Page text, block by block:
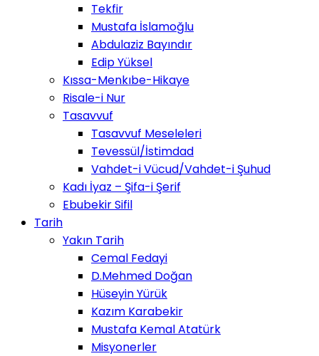
Tekfir
Mustafa İslamoğlu
Abdulaziz Bayındır
Edip Yüksel
Kıssa-Menkıbe-Hikaye
Risale-i Nur
Tasavvuf
Tasavvuf Meseleleri
Tevessül/İstimdad
Vahdet-i Vücud/Vahdet-i Şuhud
Kadı İyaz – Şifa-i Şerif
Ebubekir Sifil
Tarih
Yakın Tarih
Cemal Fedayi
D.Mehmed Doğan
Hüseyin Yürük
Kazım Karabekir
Mustafa Kemal Atatürk
Misyonerler